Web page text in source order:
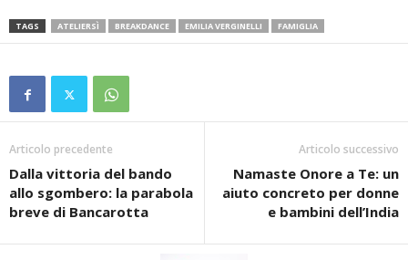
TAGS ATELIERSÌ BREAKDANCE EMILIA VERGINELLI FAMIGLIA
Articolo precedente
Dalla vittoria del bando
allo sgombero: la parabola
breve di Bancarotta
Articolo successivo
Namaste Onore a Te: un
aiuto concreto per donne
e bambini dell’India